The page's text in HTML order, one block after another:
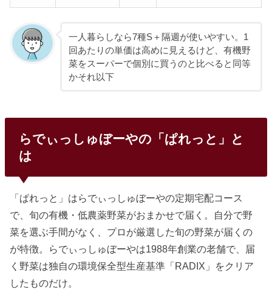
一人暮らしなら7種S＋隔週が使いやすい。1
回あたりの単価は高めに見えるけど、有機野
菜をスーパーで個別に買うのと比べると同等
かそれ以下
らでぃっしゅぼーやの「ぱれっと」と
は
「ぱれっと」はらでぃっしゅぼーやの定期宅配コース
で、旬の有機・低農薬野菜がおまかせで届く。自分で野
菜を選ぶ手間がなく、プロが厳選した旬の野菜が届くの
が特徴。らでぃっしゅぼーやは1988年創業の老舗で、届
く野菜は独自の環境保全型生産基準「RADIX」をクリア
したものだけ。